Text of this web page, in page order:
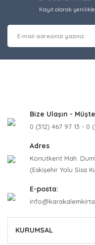
Kayıt olarak
Bize Ulaşın -
0 (312) 467 97 13 - 0
Adres
Konutkent Mah.
(Eskişehir Yolu Sisa
E-posta:
KURUMSAL